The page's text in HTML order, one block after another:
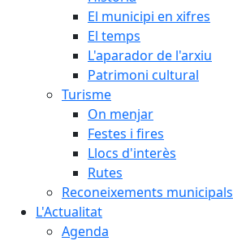
El municipi en xifres
El temps
L'aparador de l'arxiu
Patrimoni cultural
Turisme
On menjar
Festes i fires
Llocs d'interès
Rutes
Reconeixements municipals
L'Actualitat
Agenda